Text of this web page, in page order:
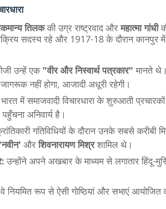
तिलककी उग्र राष्ट्रवाद औरमहात्मा गांधी
सदस्य रहे और 1917-18 के दौरान कानपुर में
उन्हें एक "वीर और निस्वार्थ पत्रकार" मानते
नहीं होगा, आजादी अधूरी रहेगी।
में समाजवादी विचारधारा के शुरुआती
अनिवार्य है।
गतिविधियों के दौरान उनके सबसे करीबी
औरशिवनारायण मिश्रशामिल थे।
उन्होंने अपने अखबार के माध्यम से लगातार हिंदू-
वे नियमित रूप से ऐसी गोष्ठियां और सभाएं आयोजित